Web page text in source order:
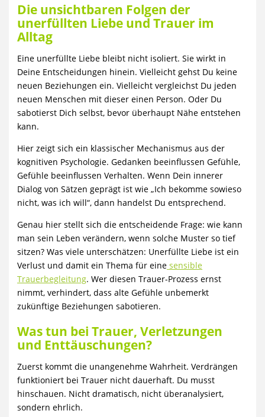
Die unsichtbaren Folgen der
unerfüllten Liebe und Trauer im
Alltag
Eine unerfüllte Liebe bleibt nicht isoliert. Sie wirkt in
Deine Entscheidungen hinein. Vielleicht gehst Du keine
neuen Beziehungen ein. Vielleicht vergleichst Du jeden
neuen Menschen mit dieser einen Person. Oder Du
sabotierst Dich selbst, bevor überhaupt Nähe entstehen
kann.
Hier zeigt sich ein klassischer Mechanismus aus der
kognitiven Psychologie. Gedanken beeinflussen Gefühle,
Gefühle beeinflussen Verhalten. Wenn Dein innerer
Dialog von Sätzen geprägt ist wie „Ich bekomme sowieso
nicht, was ich will“, dann handelst Du entsprechend.
Genau hier stellt sich die entscheidende Frage: wie kann
man sein Leben verändern, wenn solche Muster so tief
sitzen? Was viele unterschätzen: Unerfüllte Liebe ist ein
Verlust und damit ein Thema für eine sensible
Trauerbegleitung. Wer diesen Trauer-Prozess ernst
nimmt, verhindert, dass alte Gefühle unbemerkt
zukünftige Beziehungen sabotieren.
Was tun bei Trauer, Verletzungen
und Enttäuschungen?
Zuerst kommt die unangenehme Wahrheit. Verdrängen
funktioniert bei Trauer nicht dauerhaft. Du musst
hinschauen. Nicht dramatisch, nicht überanalysiert,
sondern ehrlich.